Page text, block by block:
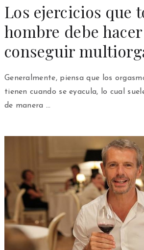
Los ejercicios que
hombre debe
conseguir
Generalmente, piensa que los
tienen cuando se eyacula, lo cual
de manera …